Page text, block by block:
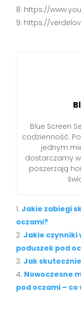
https://
https://verdelov
Blue Screen
codzienność.
jednym
dostarczamy
poszerzają
Jakie zabiegi
oczami?
Jakie czynniki
poduszek pod
Jak
Nowoczesne
pod oczami –